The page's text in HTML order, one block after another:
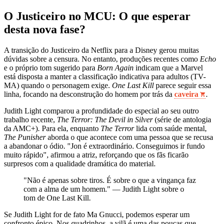
O Justiceiro no MCU: O que esperar
desta nova fase?
A transição do Justiceiro da Netflix para a Disney gerou muitas
dúvidas sobre a censura. No entanto, produções recentes como Echo
e o próprio tom sugerido para Born Again indicam que a Marvel
está disposta a manter a classificação indicativa para adultos (TV-
MA) quando o personagem exige. One Last Kill parece seguir essa
linha, focando na desconstrução do homem por trás da caveira
.
Judith Light comparou a profundidade do especial ao seu outro
trabalho recente, The Terror: The Devil in Silver(série de antologia
da AMC+). Para ela, enquanto The Terrorlida com saúde mental,
The Punisheraborda o que acontece com uma pessoa que se recusa
a abandonar o ódio. "Jon é extraordinário. Conseguimos ir fundo
muito rápido", afirmou a atriz, reforçando que os fãs ficarão
surpresos com a qualidade dramática do material.
"Não é apenas sobre tiros. É sobre o que a vingança faz
com a alma de um homem." — Judith Light sobre o
tom de One Last Kill.
Se Judith Light for de fato Ma Gnucci, podemos esperar um